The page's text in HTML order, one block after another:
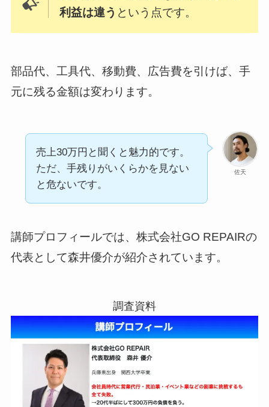
利益は違う という点です。
部品代、工具代、移動費、広告費を引けば、手
元に残る金額は変わります。
佐天
売上30万円と聞くと魅力的です。
ただ、手残りがいくらかを見ない
と危ないです。
講師プロフィールでは、株式会社GO REPAIRの
代表として森井優介が紹介されています。